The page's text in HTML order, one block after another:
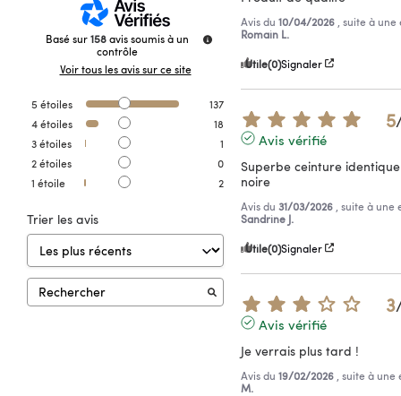
Basé sur158avis soumis à un
contrôle
Voir tous les avis sur ce site
5 étoiles
137
4étoiles
18
3étoiles
1
2étoiles
0
1 étoile 2
Trier les avis
Avis du 10/04/2026 , suite à
Romain L.
Utile(0)Signaler
5
Avis vérifié
Superbe ceinture
noire
Avis du 31/03/2026 , suite à
Sandrine J.
Utile(0)Signaler
3
Avis vérifié
Je verrais plus tard !
Avis du 19/02/2026 , suite à
M.